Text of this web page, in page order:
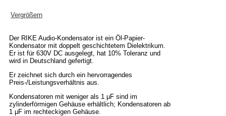
Vergrößern
Der RIKE Audio-Kondensator ist ein Öl-Papier-
Kondensator mit doppelt geschichtetem Dielektrikum.
Er ist für 630V DC ausgelegt, hat 10% Toleranz und
wird in Deutschland gefertigt.
Er zeichnet sich durch ein hervorragendes
Preis-/Leistungsverhältnis aus.
Kondensatoren mit weniger als 1 μF sind im
zylinderförmigen Gehäuse erhältlich; Kondensatoren ab
1 μF im rechteckigen Gehäuse.